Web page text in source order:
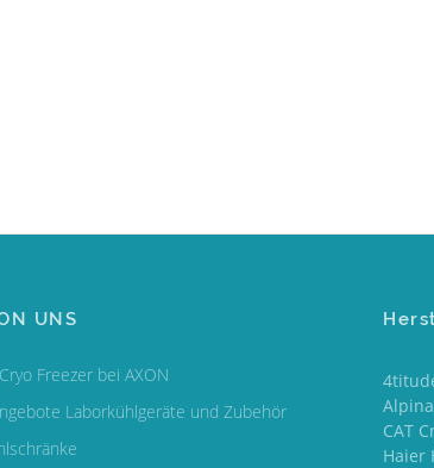
UNS
Freezer bei AXON
Laborkühlgeräte und Zubehör
CAT
Haier